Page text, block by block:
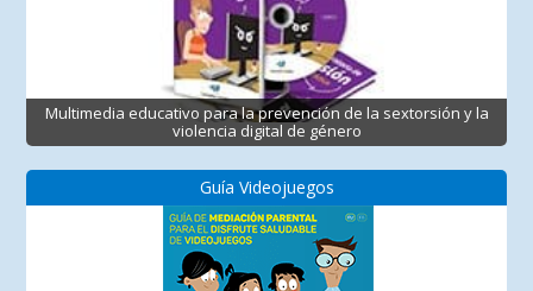
Multimedia educativo para la prevención de la sextorsión y la
violencia digital de género
Guía Videojuegos